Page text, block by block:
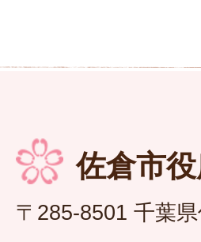
佐倉市
〒285-8501 千葉